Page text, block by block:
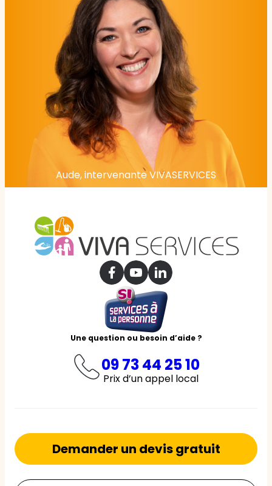
Aude, intervenante VIVASERVICES
Une question ou besoin d’aide ?
09 73 44 25 10
Prix d’un appel local
Demander un devis gratuit